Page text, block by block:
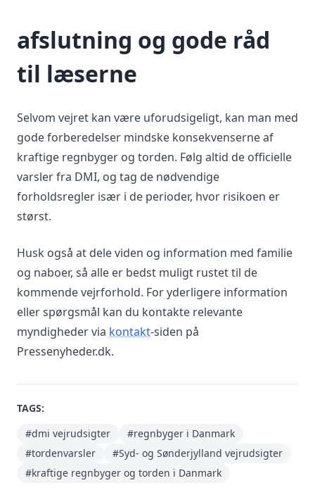
afslutning og gode råd
til læserne
Selvom vejret kan være uforudsigeligt, kan man med
gode forberedelser mindske konsekvenserne af
kraftige regnbyger og torden. Følg altid de officielle
varsler fra DMI, og tag de nødvendige
forholdsregler især i de perioder, hvor risikoen er
størst.
Husk også at dele viden og information med familie
og naboer, så alle er bedst muligt rustet til de
kommende vejrforhold. For yderligere information
eller spørgsmål kan du kontakte relevante
myndigheder via kontakt-siden på
Pressenyheder.dk.
TAGS:
#dmi vejrudsigter
#regnbyger i Danmark
#tordenvarsler
#Syd- og Sønderjylland vejrudsigter
#kraftige regnbyger og torden i Danmark